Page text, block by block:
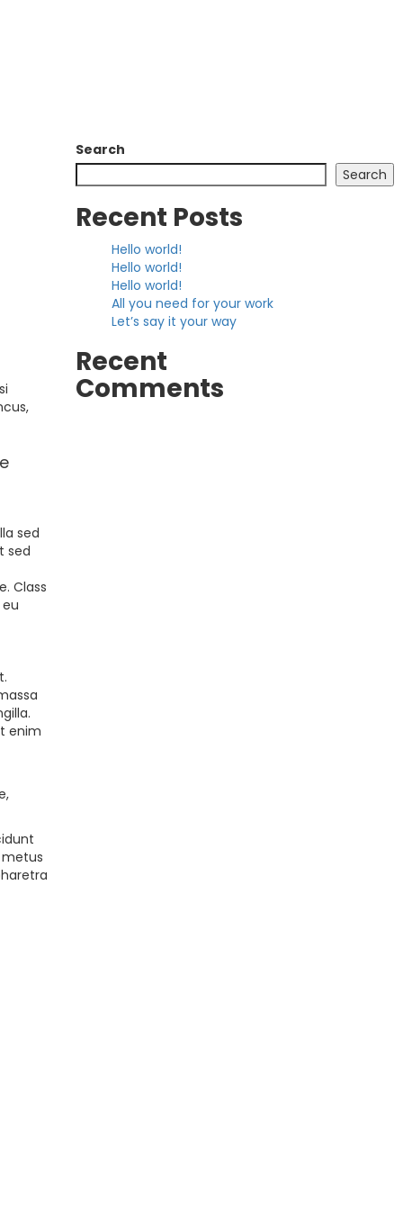
sed
sed
Class
enim
metus
Search
Search
Recent Posts
Hello world!
Hello world!
Hello world!
All you need for your work
Let’s say it your way
Recent
Comments